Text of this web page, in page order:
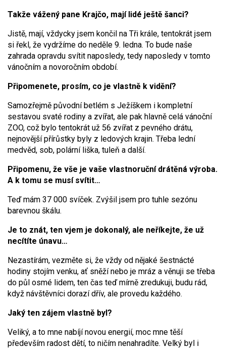
Takže vážený pane Krajčo, mají lidé ještě šanci?
Jistě, mají, vždycky jsem končil na Tři krále, tentokrát jsem
si řekl, že vydržíme do neděle 9. ledna. To bude naše
zahrada opravdu svítit naposledy, tedy naposledy v tomto
vánočním a novoročním období.
Připomenete, prosím, co je vlastně k vidění?
Samozřejmě původní betlém s Ježíškem i kompletní
sestavou svaté rodiny a zvířat, ale pak hlavně celá vánoční
ZOO, což bylo tentokrát už 56 zvířat z pevného drátu,
nejnovější přírůstky byly z ledových krajin. Třeba lední
medvěd, sob, polární liška, tuleň a další.
Připomenu, že vše je vaše vlastnoruční drátěná výroba.
A k tomu se musí svítit…
Teď mám 37 000 svíček. Zvýšil jsem pro tuhle sezónu
barevnou škálu.
Je to znát, ten vjem je dokonalý, ale neříkejte, že už
necítíte únavu…
Nezastírám, vezměte si, že vždy od nějaké šestnácté
hodiny stojím venku, ať sněží nebo je mráz a věnuji se třeba
do půl osmé lidem, ten čas teď mírně zredukuji, budu rád,
když návštěvníci dorazí dřív, ale provedu každého.
Jaký ten zájem vlastně byl?
Veliký, a to mne nabíjí novou energií, moc mne těší
především radost dětí, to ničím nenahradíte. Velký byl i